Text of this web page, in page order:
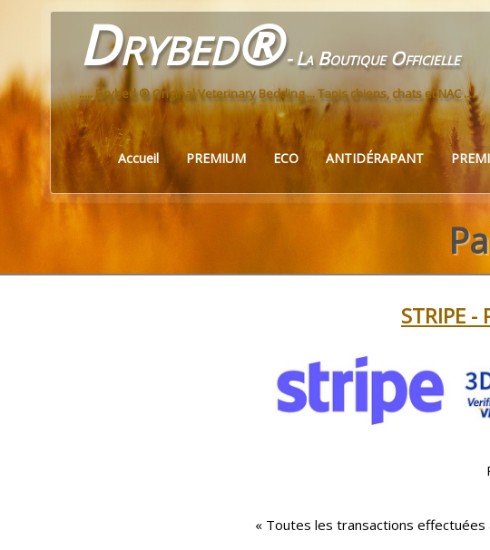
Drybed®- La Boutique Officielle
..... Drybed ® Original Veterinary Bedding ... Tapis chiens, chats et NAC .....
Accueil PREMIUM ECO ANTIDÉRAPANT
STRIPE
« Toutes les transactions